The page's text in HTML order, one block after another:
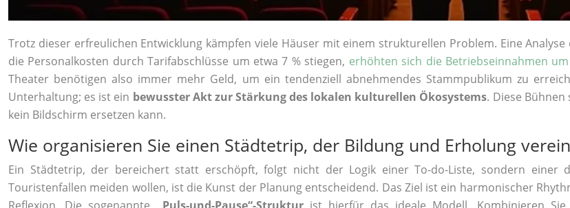
Trotz dieser erfreulichen Entwicklung kämpfen viele Häuser mit einem strukturellen Problem. Eine
die Personalkosten durch Tarifabschlüsse um etwa 7 % stiegen, erhöhten sich die Betriebseinnahmen
Theater benötigen also immer mehr Geld, um ein tendenziell abnehmendes Stammpublikum zu
Unterhaltung; es ist ein bewusster Akt zur Stärkung des lokalen kulturellen Ökosystems. Diese
kein Bildschirm ersetzen kann.
Wie organisieren Sie einen Städtetrip, der Bildung und Erholung
Ein Städtetrip, der bereichert statt erschöpft, folgt nicht der Logik einer To-do-Liste, sondern einer
Touristenfallen meiden wollen, ist die Kunst der Planung entscheidend. Das Ziel ist ein harmonischer